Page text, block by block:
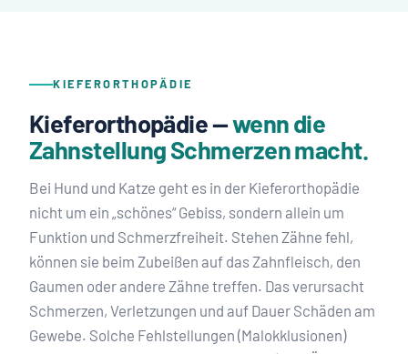
KIEFERORTHOPÄDIE
Kieferorthopädie —wenn die
Zahnstellung Schmerzen macht.
Bei Hund und Katze geht es in der Kieferorthopädie
nicht um ein „schönes“ Gebiss, sondern allein um
Funktion und Schmerzfreiheit. Stehen Zähne fehl,
können sie beim Zubeißen auf das Zahnfleisch, den
Gaumen oder andere Zähne treffen. Das verursacht
Schmerzen, Verletzungen und auf Dauer Schäden am
Gewebe. Solche Fehlstellungen (Malokklusionen)